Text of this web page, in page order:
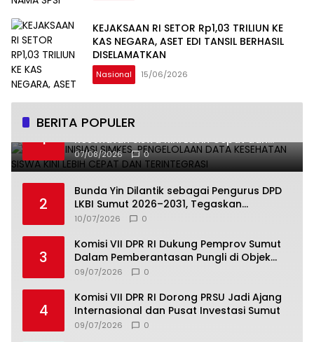
KEJAKSAAN RI SETOR Rp1,03 TRILIUN KE
KAS NEGARA, ASET EDI TANSIL BERHASIL
DISELAMATKAN
Nasional 15/06/2026
BERITA POPULER
1
Undhira Inisiasi SIMKES, Pengelolaan Data
Kesehatan Siswa Kini Lebih Cepat dan
Terintegrasi
07/08/2026 0
2
Bunda Yin Dilantik sebagai Pengurus DPD
LKBI Sumut 2026–2031, Tegaskan
Komitmen Perkuat Toleransi dan
10/07/2026 0
3
Komisi VII DPR RI Dukung Pemprov Sumut
Dalam Pemberantasan Pungli di Objek
Wisata
09/07/2026 0
4
Komisi VII DPR RI Dorong PRSU Jadi Ajang
Internasional dan Pusat Investasi Sumut
09/07/2026 0